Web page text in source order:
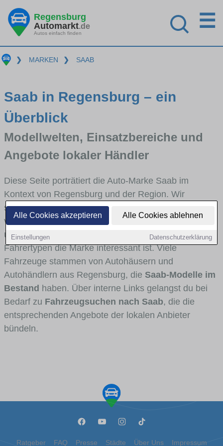
Alle Cookies akzeptieren Alle Cookies ablehnen
Einstellungen Datenschutzerklärung
Regensburg
Automarkt.de
Autos einfach finden
☰
❯ MARKEN ❯ SAAB
Saab in Regensburg – ein
Überblick
Modellwelten, Einsatzbereiche und
Angebote lokaler Händler
Diese Seite porträtiert die Auto-Marke Saab im
Kontext von Regensburg und der Region. Wir
skizzieren, in welchen Fahrzeugklassen Saab stark
vertreten ist, welche Modellreihen häufig im Stadt-
und Umlandverkehr zu sehen sind und für welche
Fahrertypen die Marke interessant ist. Viele
Fahrzeuge stammen von Autohäusern und
Autohändlern aus Regensburg, die Saab-Modelle im
Bestand haben. Über interne Links gelangst du bei
Bedarf zu Fahrzeugsuchen nach Saab, die die
entsprechenden Angebote der lokalen Anbieter
bündeln.
Ratgeber FAQ Presse Städte Über Uns Impressum